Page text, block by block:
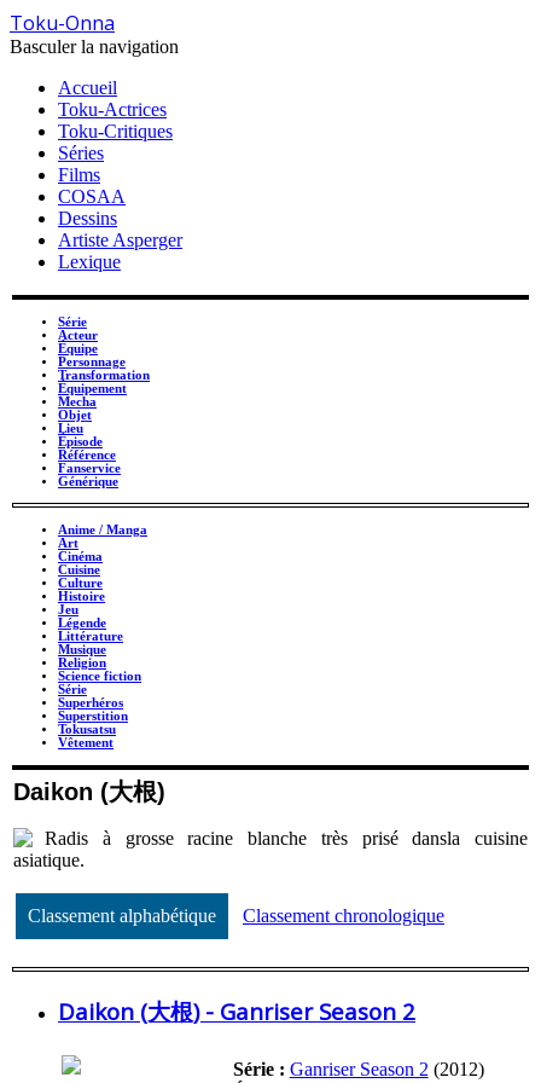
Toku-Onna
Basculer la navigation
Accueil
Toku-Actrices
Toku-Critiques
Séries
Films
COSAA
Dessins
Artiste Asperger
Lexique
Série
Acteur
Équipe
Personnage
Transformation
Équipement
Mecha
Objet
Lieu
Épisode
Référence
Fanservice
Générique
Anime / Manga
Art
Cinéma
Cuisine
Culture
Histoire
Jeu
Légende
Littérature
Musique
Religion
Science fiction
Série
Superhéros
Superstition
Tokusatsu
Vêtement
Daikon (大根)
Radis à grosse racine blanche très prisé dansla cuisine
asiatique.
Classement alphabétique Classement chronologique
Daikon (大根) - Ganriser Season 2
Série : Ganriser Season 2 (2012)